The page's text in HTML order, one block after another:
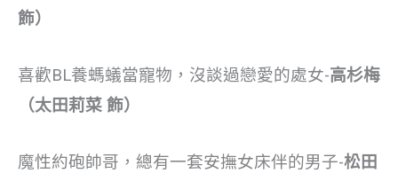
飾）
喜歡BL養螞蟻當寵物，沒談過戀愛的處女-高杉梅
（太田莉菜 飾）
魔性約砲帥哥，總有一套安撫女床伴的男子-松田